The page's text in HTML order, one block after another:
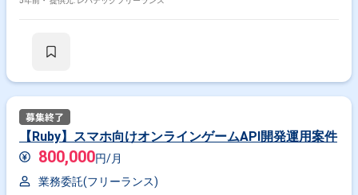
【Ruby】スマホ向けオンラインゲームAPI開発運用案件
800,000円/月
業務委託(フリーランス)